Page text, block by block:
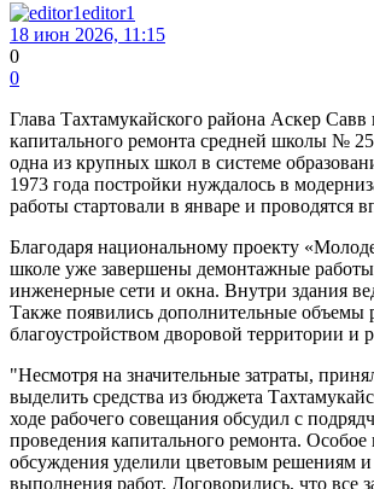
editor1
18 июн 2026, 11:15
0
0
Глава Тахтамукайского района Аскер Савв
капитального ремонта средней школы №
одна из крупных школ в системе
1973 года постройки нуждалось в
работы стартовали в январе и проводятся
Благодаря национальному проекту
школе уже завершены демонтажные
инженерные сети и окна. Внутри здания
Также появились дополнительные объемы
благоустройством дворовой территории и
"Несмотря на значительные затраты,
выделить средства из бюджета
ходе рабочего совещания обсудил с
проведения капитального ремонта.
обсуждения уделили цветовым решениям
выполнения работ. Договорились, что все